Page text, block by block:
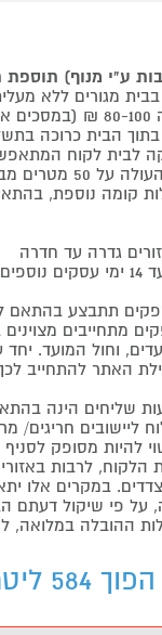
ע"י מנוף)
ב' 40-50 ₪ למוצר לבן, 60-80 ₪ למקרר/
60-80 ₪ למקרר/מקפיא, מסכים עד 65 אינץ' בין 50-80 ₪,
לקוח המתאפשרת דרך
או חוסר גישה לביתו,
בהתאם למוצר (כל 50 מטרים
גדרה עד חדרה
תתבצע בהתאם
מתחייבים
וחול המועד.
האתר להתחייב
שליחים הינה
חריגים/
להיות מסופק
לרבות
במקרים אלו
פי שיקול דעתם
ההובלה במלואה,